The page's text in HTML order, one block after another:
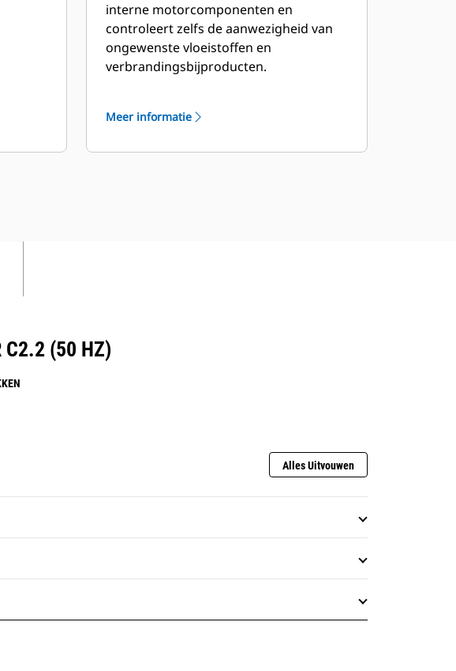
interne motorcomponenten en
controleert zelfs de aanwezigheid van
ongewenste vloeistoffen en
verbrandingsbijproducten.
Meer informatie
C2.2 (50 HZ)
Alles Uitvouwen